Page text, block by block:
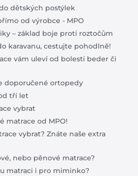
dětských postýlek
od výrobce - MPO
– základ boje proti roztočům
karavanu, cestujte pohodlně!
vám uleví od bolesti beder či
doporučené ortopedy
tří let
vybrat
matrace od MPO!
vybrat? Znáte naše extra
nebo pěnové matrace?
matraci i pro miminko?